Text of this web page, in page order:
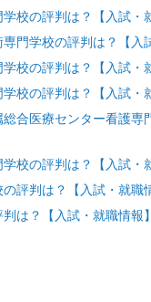
校の評判は？【入試・
門学校の評判は？【入
校の評判は？【入試・
校の評判は？【入試・
合医療センター看護専
校の評判は？【入試・
評判は？【入試・就職
は？【入試・就職情報】